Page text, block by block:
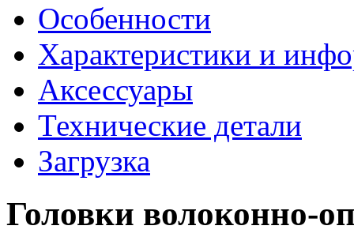
Особенности
Характеристики и
Аксессуары
Технические детали
Загрузка
Головки волоконно-